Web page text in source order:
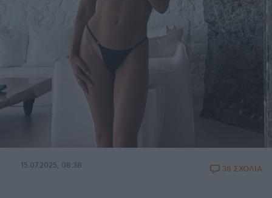
15.07.2025, 08:38 38 ΣΧΟΛΙΑ